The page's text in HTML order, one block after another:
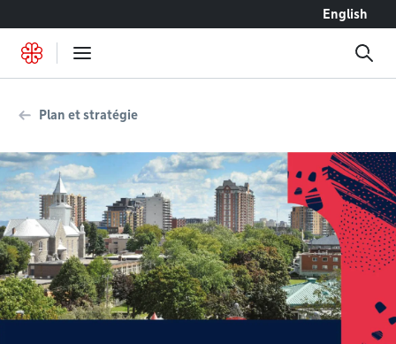
English
Plan et stratégie